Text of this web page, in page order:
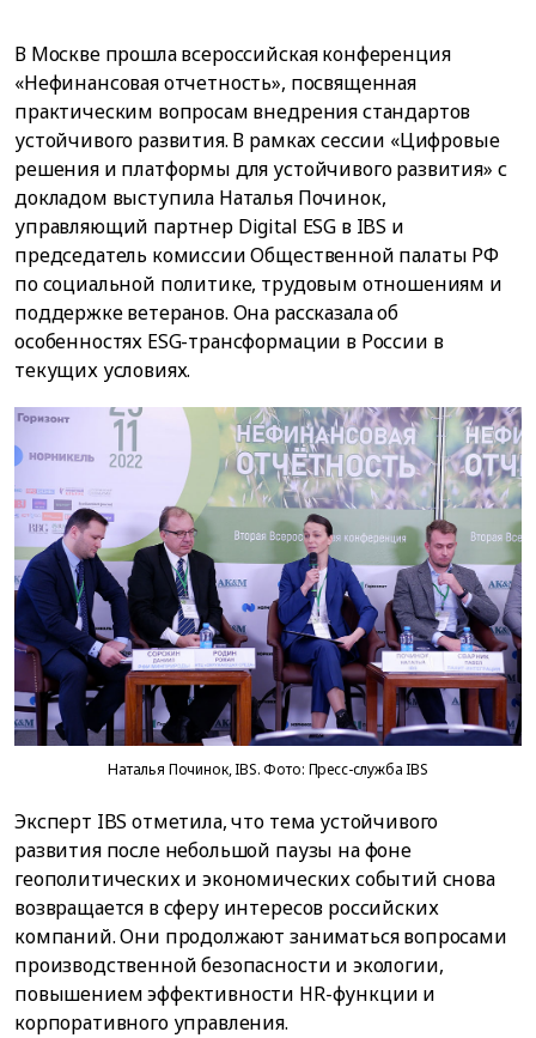
В Москве прошла всероссийская конференция
«Нефинансовая отчетность», посвященная
практическим вопросам внедрения стандартов
устойчивого развития. В рамках сессии «Цифровые
решения и платформы для устойчивого развития» с
докладом выступила Наталья Починок,
управляющий партнер Digital ESG в IBS и
председатель комиссии Общественной палаты РФ
по социальной политике, трудовым отношениям и
поддержке ветеранов. Она рассказала об
особенностях ESG-трансформации в России в
текущих условиях.
Наталья Починок, IBS. Фото: Пресс-служба IBS
Эксперт IBS отметила, что тема устойчивого
развития после небольшой паузы на фоне
геополитических и экономических событий снова
возвращается в сферу интересов российских
компаний. Они продолжают заниматься вопросами
производственной безопасности и экологии,
повышением эффективности HR-функции и
корпоративного управления.